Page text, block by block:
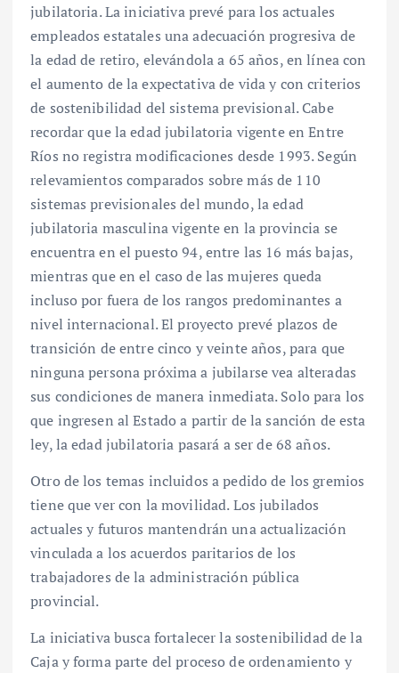
jubilatoria. La iniciativa prevé para los actuales
empleados estatales una adecuación progresiva de
la edad de retiro, elevándola a 65 años, en línea con
el aumento de la expectativa de vida y con criterios
de sostenibilidad del sistema previsional. Cabe
recordar que la edad jubilatoria vigente en Entre
Ríos no registra modificaciones desde 1993. Según
relevamientos comparados sobre más de 110
sistemas previsionales del mundo, la edad
jubilatoria masculina vigente en la provincia se
encuentra en el puesto 94, entre las 16 más bajas,
mientras que en el caso de las mujeres queda
incluso por fuera de los rangos predominantes a
nivel internacional. El proyecto prevé plazos de
transición de entre cinco y veinte años, para que
ninguna persona próxima a jubilarse vea alteradas
sus condiciones de manera inmediata. Solo para los
que ingresen al Estado a partir de la sanción de esta
ley, la edad jubilatoria pasará a ser de 68 años.
Otro de los temas incluidos a pedido de los gremios
tiene que ver con la movilidad. Los jubilados
actuales y futuros mantendrán una actualización
vinculada a los acuerdos paritarios de los
trabajadores de la administración pública
provincial.
La iniciativa busca fortalecer la sostenibilidad de la
Caja y forma parte del proceso de ordenamiento y